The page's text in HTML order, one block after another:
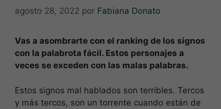
agosto 28, 2022 por Fabiana Donato
Vas a asombrarte con el ranking de los signos
con la palabrota fácil. Estos personajes a
veces se exceden con las malas palabras.
Estos signos mal hablados son terribles. Tercos
y más tercos, son un torrente cuando están de